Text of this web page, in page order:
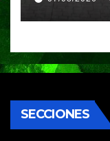
huyeron
SECCIONES